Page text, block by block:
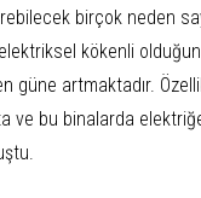
birçok neden
kökenli
güne artmaktadır.
ve bu binalarda